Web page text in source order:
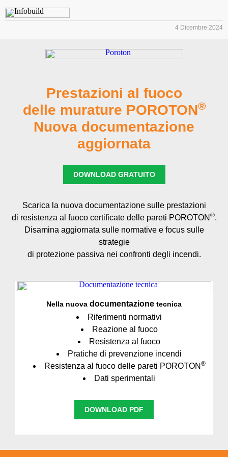
4 Dicembre 2024
Prestazioni al fuoco
delle murature POROTON®
Nuova documentazione
aggiornata
DOWNLOAD GRATUITO
Scarica la nuova documentazione sulle prestazioni
di resistenza al fuoco certificate delle pareti POROTON ®.
Disamina aggiornata sulle normative e focus sulle
strategie
di protezione passiva nei confronti degli incendi.
Nella nuova documentazione tecnica
Riferimenti normativi
Reazione al fuoco
Resistenza al fuoco
Pratiche di prevenzione incendi
Resistenza al fuoco delle pareti POROTON ®
Dati sperimentali
DOWNLOAD PDF